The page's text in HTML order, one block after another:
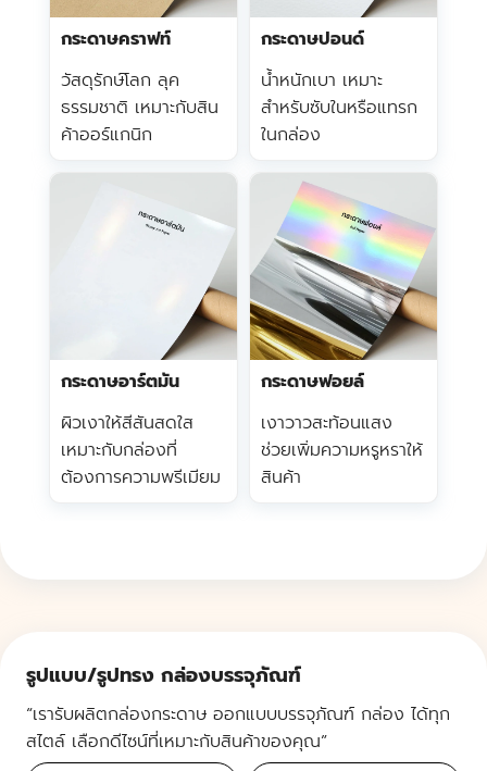
กระดาษคราฟท์
วัสดุรักษ์โลก ลุค
ธรรมชาติ เหมาะกับสิน
ค้าออร์แกนิก
กระดาษปอนด์
น้ำหนักเบา เหมาะ
สำหรับซับในหรือแทรก
ในกล่อง
กระดาษอาร์ตมัน
ผิวเงาให้สีสันสดใส
เหมาะกับกล่องที่
ต้องการความพรีเมียม
กระดาษฟอยล์
เงาวาวสะท้อนแสง
ช่วยเพิ่มความหรูหราให้
สินค้า
รูปแบบ/รูปทรง กล่องบรรจุภัณฑ์
“เรารับผลิตกล่องกระดาษ ออกแบบบรรจุภัณฑ์ กล่อง ได้ทุก
สไตล์ เลือกดีไซน์ที่เหมาะกับสินค้าของคุณ”